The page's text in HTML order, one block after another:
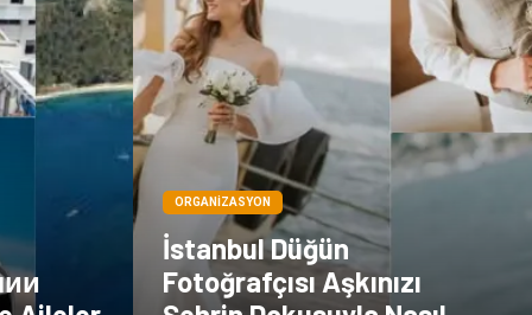
Kültür Acil ve İlkyardım
ORGANIZASYON
İstanbul Düğün
Fotoğrafçısı Aşkınızı